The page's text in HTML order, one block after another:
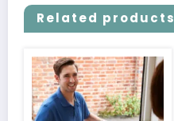
Related products